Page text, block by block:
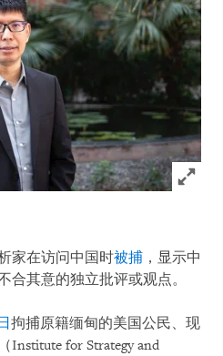
Click to
家在访问中国时被捕 ，显示中
合其意的独立批评或观点。
拘捕原籍缅甸的美国公民、现
for Strategy and